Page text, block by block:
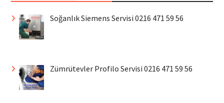
Soğanlık Siemens Servisi 0216 471 59 56
Zümrütevler Profilo Servisi 0216 471 59 56